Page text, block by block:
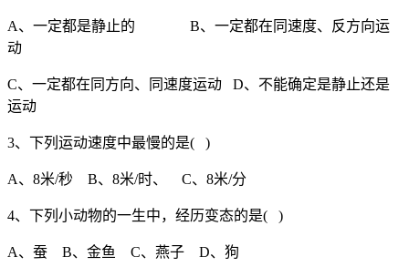
A、一定都是静止的 B、一定都在同速度、反方向运
动
C、一定都在同方向、同速度运动 D、不能确定是静止还是
运动
3、下列运动速度中最慢的是( )
A、8米/秒 B、8米/时、 C、8米/分
4、下列小动物的一生中，经历变态的是( )
A、蚕 B、金鱼 C、燕子 D、狗